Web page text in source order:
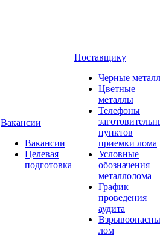
Вакансии
Вакансии
Целевая
подготовка
Поставщику
Черные
Цветные
металлы
Телефоны
пунктов
приемки лома
Условные
обозначения
металлолома
График
проведения
аудита
лом